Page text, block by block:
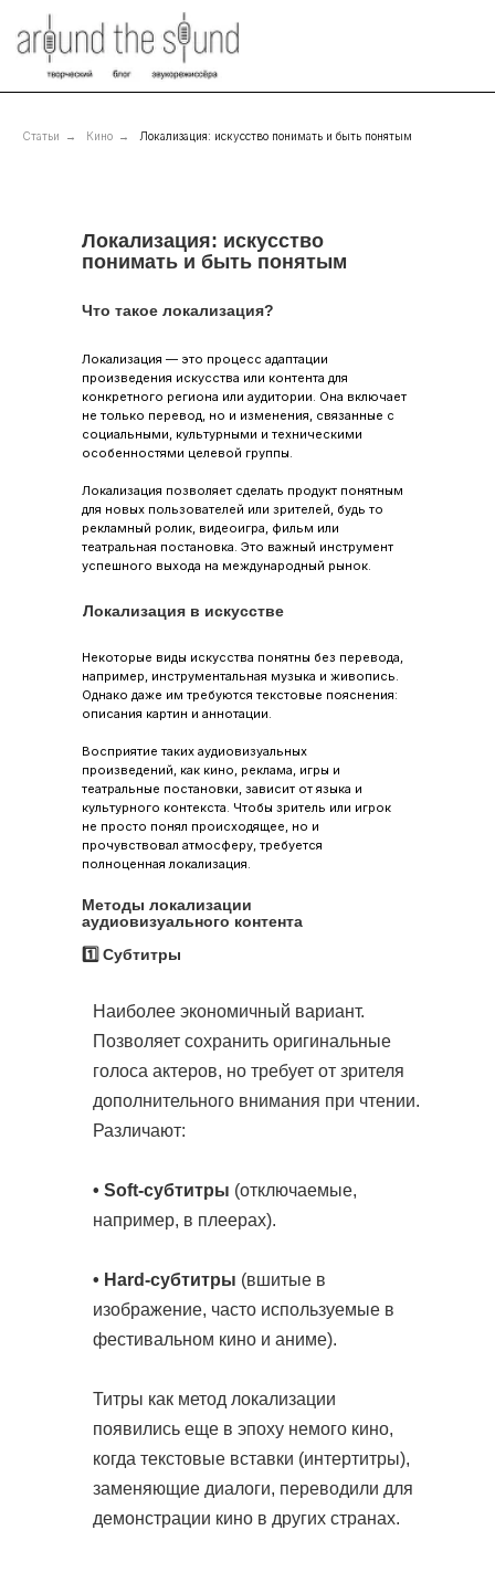
Статьи → Кино → Локализация: искусство понимать и быть понятым
Локализация: искусство
понимать и быть понятым
Что такое локализация?
Локализация в искусстве
Методы локализации
аудиовизуального контента
1️⃣ Субтитры
Наиболее экономичный вариант.
Позволяет сохранить оригинальные
голоса актеров, но требует от зрителя
дополнительного внимания при чтении.
Различают:
• Soft-субтитры (отключаемые,
например, в плеерах).
• Hard-субтитры (вшитые в
изображение, часто используемые в
фестивальном кино и аниме).
Титры как метод локализации
появились еще в эпоху немого кино,
когда текстовые вставки (интертитры),
заменяющие диалоги, переводили для
демонстрации кино в других странах.
Локализация — это процесс адаптации
произведения искусства или контента для
конкретного региона или аудитории. Она включает
не только перевод, но и изменения, связанные с
социальными, культурными и техническими
особенностями целевой группы.
Локализация позволяет сделать продукт понятным
для новых пользователей или зрителей, будь то
рекламный ролик, видеоигра, фильм или
театральная постановка. Это важный инструмент
успешного выхода на международный рынок.
Некоторые виды искусства понятны без перевода,
например, инструментальная музыка и живопись.
Однако даже им требуются текстовые пояснения:
описания картин и аннотации.
Восприятие таких аудиовизуальных
произведений, как кино, реклама, игры и
театральные постановки, зависит от языка и
культурного контекста. Чтобы зритель или игрок
не просто понял происходящее, но и
прочувствовал атмосферу, требуется
полноценная локализация.